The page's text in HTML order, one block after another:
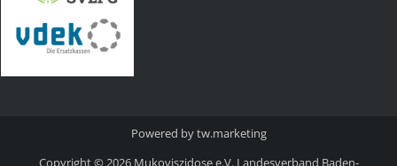
Powered bytw.marketing
Copyright © 2026 Mukoviszidose e.V. Landesverband Baden-